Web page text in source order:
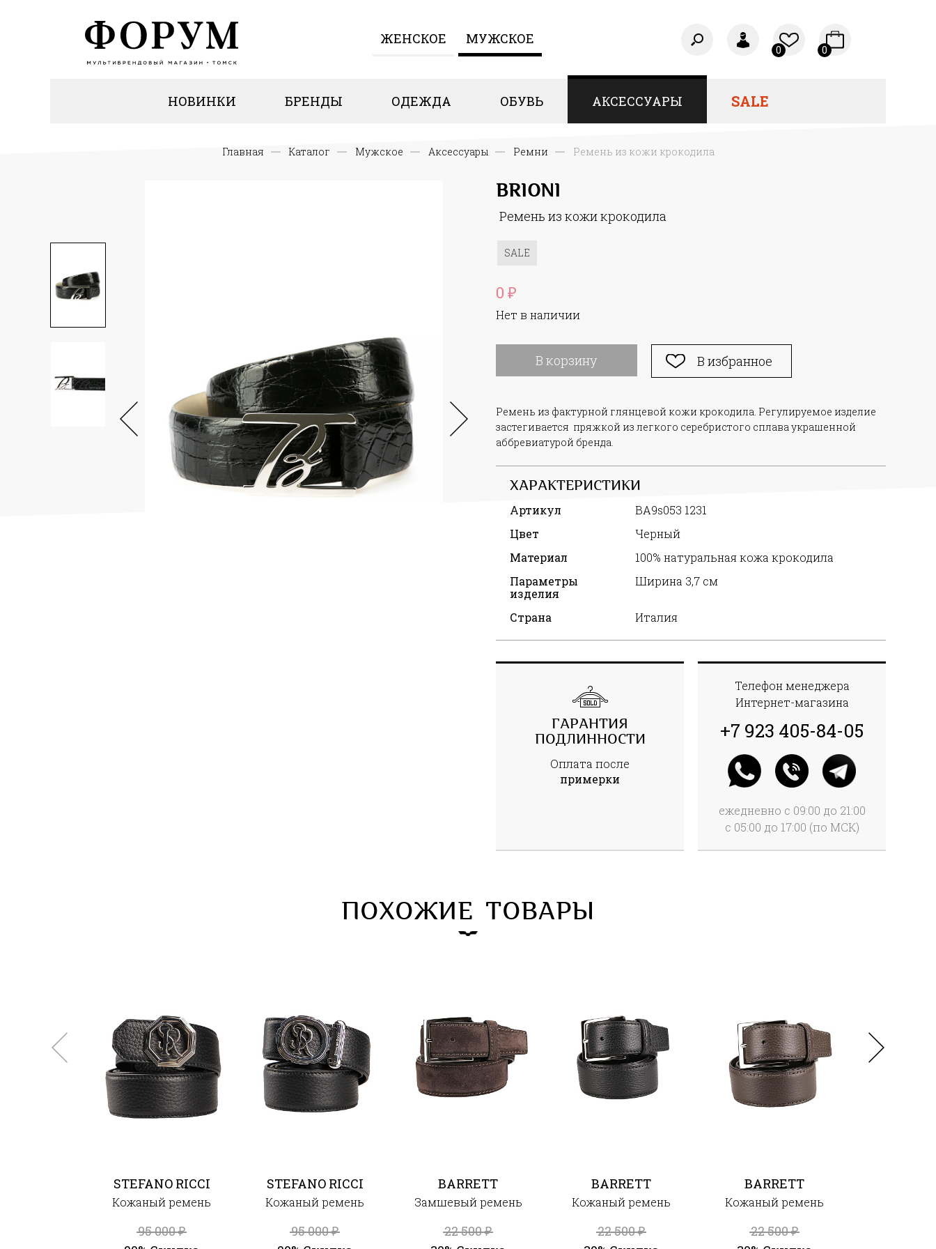
ЖЕНCКОЕ МУЖСКОЕ
0 0
НОВИНКИ БРЕНДЫ ОДЕЖДА ОБУВЬ АКСЕССУАРЫ SALE
Главная Каталог Мужское Аксессуары Ремни Ремень из кожи крокодила
BRIONI
Ремень из кожи крокодила
SALE
0 ₽
Нет в наличии
В корзину В избранное
Ремень из фактурной глянцевой кожи крокодила. Регулируемое изделие
застегивается пряжкой из легкого серебристого сплава украшенной
аббревиатурой бренда.
ХАРАКТЕРИСТИКИ
Артикул
BA9s053 1231
Цвет
Черный
Материал
100% натуральная кожа крокодила
Параметры
изделия
Ширина 3,7 см
Страна Италия
ГАРАНТИЯ
ПОДЛИННОСТИ
Оплата после
примерки
Телефон менеджера
Интернет-магазина
+7 923 405-84-05
ежедневно с 09:00 до 21:00
с 05:00 до 17:00 (по МСК)
ПОХОЖИЕ ТОВАРЫ
STEFANO RICCI
Кожаный ремень
95 000₽
STEFANO RICCI
Кожаный ремень
95 000₽
BARRETT
Замшевый ремень
22 500₽
BARRETT
Кожаный ремень
22 500₽
BARRETT
Кожаный ремень
22 500₽